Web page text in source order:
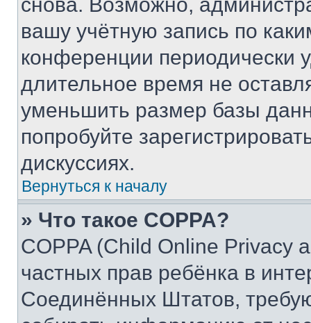
вашу учётную запись по
конференции периодически
длительное время не
уменьшить размер базы
попробуйте
дискуссиях.
Вернуться к началу
» Что такое COPPA?
COPPA (Child Online Privacy
частных прав ребёнка в
Соединённых Штатов,